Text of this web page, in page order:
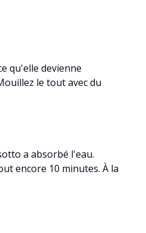
qu'elle devienne
le tout avec du
a absorbé l'eau.
encore 10 minutes. À la